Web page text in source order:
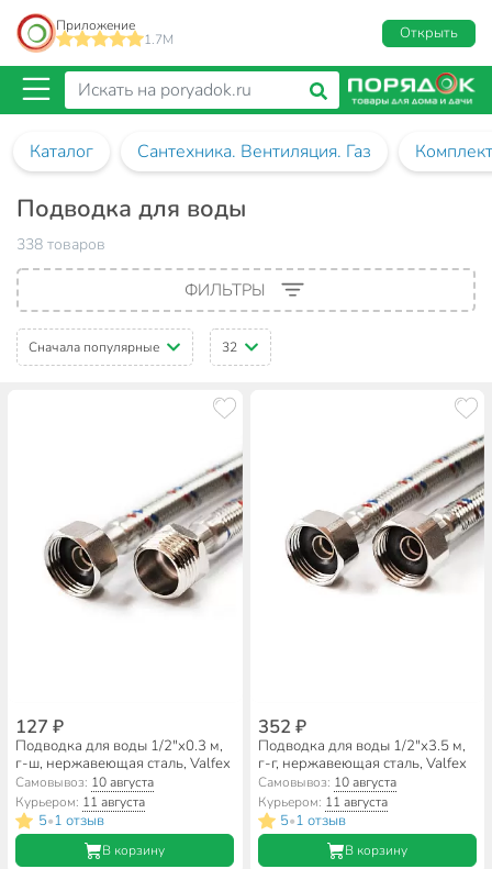
Приложение
1.7M
Открыть
Каталог Сантехника. Вентиляция. Газ
Подводка для воды
338 товаров
ФИЛЬТРЫ
Сначала популярные 32
127 ₽
Подводка для воды 1/2"х0.3 м,
г-ш, нержавеющая сталь, Valfex
Самовывоз: 10 августа
Курьером: 11 августа
5•1 отзыв
В корзину
352 ₽
Подводка для воды 1/2"х3.5 м,
г-г, нержавеющая сталь, Valfex
Самовывоз: 10 августа
Курьером: 11 августа
5•1 отзыв
В корзину